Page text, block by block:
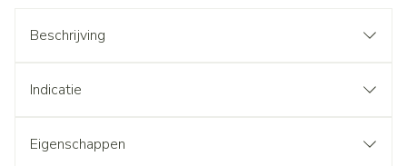
Beschrijving
Indicatie
Eigenschappen